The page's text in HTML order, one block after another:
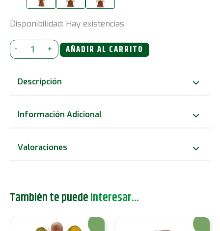
Disponibilidad: Hay existencias
-
Nuevo
Hati-
Hati
25cm
+ AÑADIR AL CARRITO
Descripción
Información Adicional
Valoraciones
También te puedeinteresar...
¡Oferta! ¡Oferta!